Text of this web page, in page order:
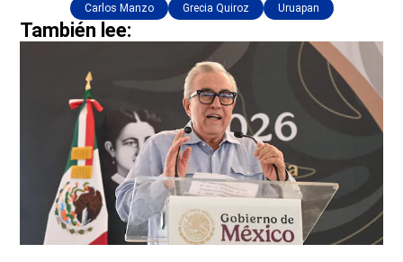
Carlos Manzo Grecia Quiroz Uruapan
También lee: